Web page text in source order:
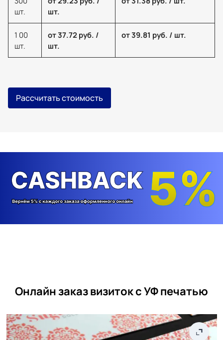
шт.
шт.
1 00
шт.
от 37.72 руб. /
шт.
от 39.81 руб. / шт.
Рассчитать стоимость
Онлайн заказ визиток с УФ печатью